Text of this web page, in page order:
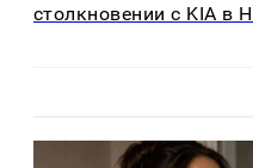
столкновении с KIA в